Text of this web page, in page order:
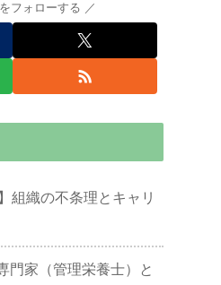
フォローする
組織の不条理とキャリ
門家（管理栄養士）と